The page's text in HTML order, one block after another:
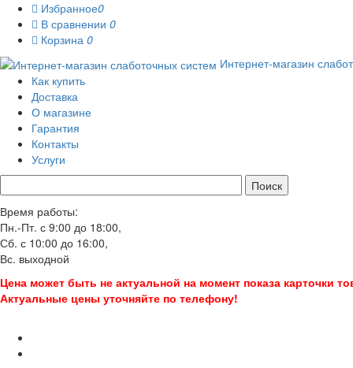
 Избранное0
 В сравнении 0
 Корзина 0
Интернет-магазин
Как купить
Доставка
О магазине
Гарантия
Контакты
Услуги
Время работы:
Пн.-Пт. с 9:00 до 18:00,
Сб. с 10:00 до 16:00,
Вс. выходной
Цена может быть не актуальной на момент показа карточки
Актуальные цены уточняйте по телефону!